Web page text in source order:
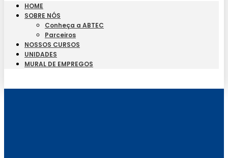
HOME
SOBRE NÓS
Conheça a ABTEC
Parceiros
NOSSOS CURSOS
UNIDADES
MURAL DE EMPREGOS